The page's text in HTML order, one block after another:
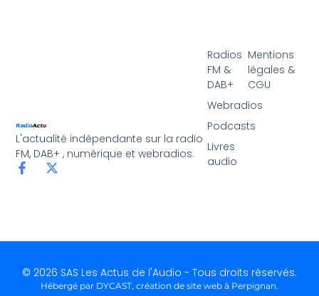
L'actualité indépendante sur la radio
FM, DAB+ , numérique et webradios.
Radios
FM &
DAB+
Webradios
Podcasts
Livres
audio
Mentions
légales &
CGU
© 2026 SAS Les Actus de l'Audio - Tous droits réservés.
Hébergé par DYCAST, création de site web à Perpignan.